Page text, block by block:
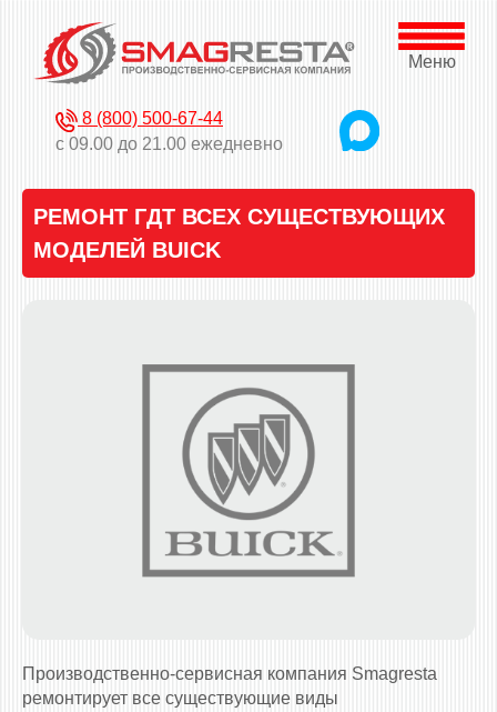
Меню
8 (800) 500-67-44
с 09.00 до 21.00 ежедневно
РЕМОНТ ГДТ ВСЕХ СУЩЕСТВУЮЩИХ
МОДЕЛЕЙ BUICK
Производственно-сервисная компания Smagresta
ремонтирует все существующие виды